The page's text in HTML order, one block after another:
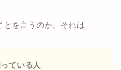
とを言うのか、それは
ている人